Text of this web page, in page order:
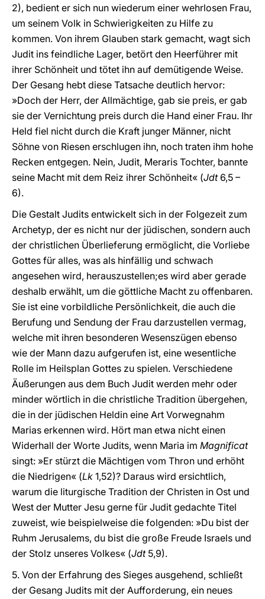
2), bedient er sich nun wiederum einer wehrlosen Frau,
um seinem Volk in Schwierigkeiten zu Hilfe zu
kommen. Von ihrem Glauben stark gemacht, wagt sich
Judit ins feindliche Lager, betört den Heerführer mit
ihrer Schönheit und tötet ihn auf demütigende Weise.
Der Gesang hebt diese Tatsache deutlich hervor:
»Doch der Herr, der Allmächtige, gab sie preis, er gab
sie der Vernichtung preis durch die Hand einer Frau. Ihr
Held fiel nicht durch die Kraft junger Männer, nicht
Söhne von Riesen erschlugen ihn, noch traten ihm hohe
Recken entgegen. Nein, Judit, Meraris Tochter, bannte
seine Macht mit dem Reiz ihrer Schönheit« (Jdt6,5 –
6).
Die Gestalt Judits entwickelt sich in der Folgezeit zum
Archetyp, der es nicht nur der jüdischen, sondern auch
der christlichen Überlieferung ermöglicht, die Vorliebe
Gottes für alles, was als hinfällig und schwach
angesehen wird, herauszustellen;es wird aber gerade
deshalb erwählt, um die göttliche Macht zu offenbaren.
Sie ist eine vorbildliche Persönlichkeit, die auch die
Berufung und Sendung der Frau darzustellen vermag,
welche mit ihren besonderen Wesenszügen ebenso
wie der Mann dazu aufgerufen ist, eine wesentliche
Rolle im Heilsplan Gottes zu spielen. Verschiedene
Äußerungen aus dem Buch Judit werden mehr oder
minder wörtlich in die christliche Tradition übergehen,
die in der jüdischen Heldin eine Art Vorwegnahm
Marias erkennen wird. Hört man etwa nicht einen
Widerhall der Worte Judits, wenn Maria im Magnificat
singt: »Er stürzt die Mächtigen vom Thron und erhöht
die Niedrigen« (Lk 1,52)? Daraus wird ersichtlich,
warum die liturgische Tradition der Christen in Ost und
West der Mutter Jesu gerne für Judit gedachte Titel
zuweist, wie beispielweise die folgenden: »Du bist der
Ruhm Jerusalems, du bist die große Freude Israels und
der Stolz unseres Volkes« (Jdt5,9).
5. Von der Erfahrung des Sieges ausgehend, schließt
der Gesang Judits mit der Aufforderung, ein neues